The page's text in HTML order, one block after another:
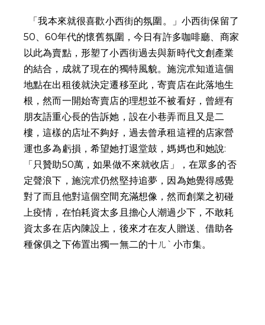
50、60年代的懷舊氛圍，今日有許多咖啡廳、商家
以此為賣點，形塑了小西街過去與新時代文創產業
的結合，成就了現在的獨特風貌。施浣朮知道這個
地點在出租後就決定遷移至此，寄賣店在此落地生
根，然而一開始寄賣店的理想並不被看好，曾經有
朋友語重心長的告訴她，設在小巷弄而且又是二
樓，這樣的店址不夠好，過去曾承租這裡的店家營
運也多為虧損，希望她打退堂鼓，媽媽也和她說:
「只贊助50萬，如果做不來就收店」，在眾多的否
定聲浪下，施浣朮仍然堅持追夢，因為她覺得感覺
對了而且他對這個空間充滿想像，然而創業之初碰
上疫情，在怕耗資太多且擔心人潮過少下，不敢耗
資太多在店內陳設上，後來才在友人贈送、借助各
種傢俱之下佈置出獨一無二的十ㄦˋ小市集。